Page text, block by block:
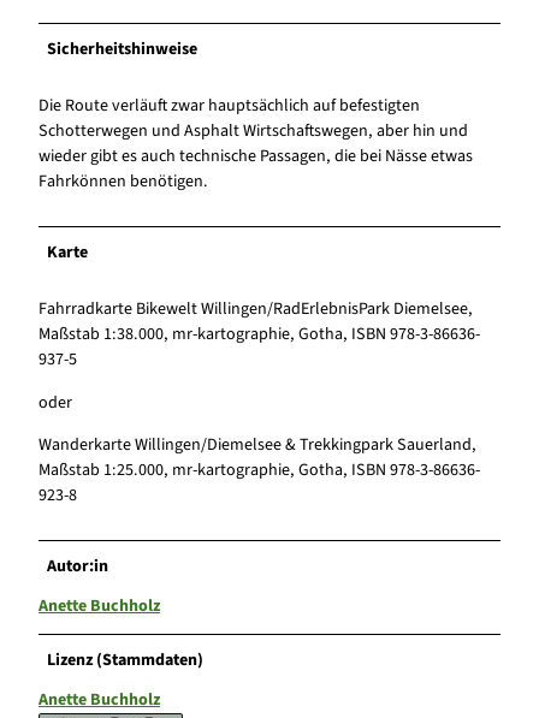
Sicherheitshinweise
Die Route verläuft zwar hauptsächlich auf befestigten
Schotterwegen und Asphalt Wirtschaftswegen, aber hin und
wieder gibt es auch technische Passagen, die bei Nässe etwas
Fahrkönnen benötigen.
Karte
Fahrradkarte Bikewelt Willingen/RadErlebnisPark Diemelsee,
Maßstab 1:38.000, mr-kartographie, Gotha, ISBN 978-3-86636-
937-5
oder
Wanderkarte Willingen/Diemelsee & Trekkingpark Sauerland,
Maßstab 1:25.000, mr-kartographie, Gotha, ISBN 978-3-86636-
923-8
Autor:in
Anette Buchholz
Lizenz (Stammdaten)
Anette Buchholz